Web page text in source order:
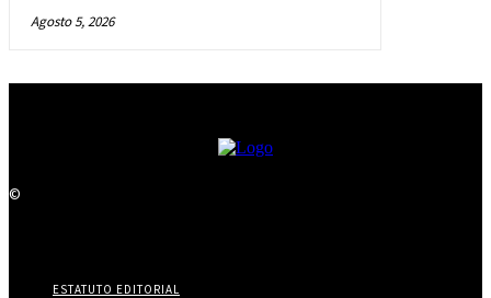
Agosto 5, 2026
©
ESTATUTO EDITORIAL